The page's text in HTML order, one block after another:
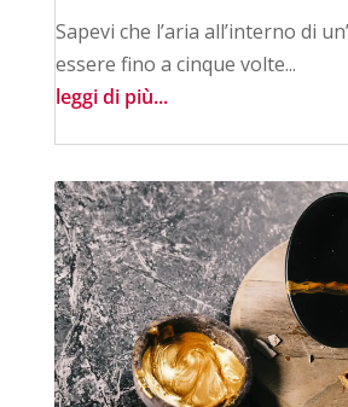
Sapevi che l’aria all’interno di
essere fino a cinque volte...
leggi di più...